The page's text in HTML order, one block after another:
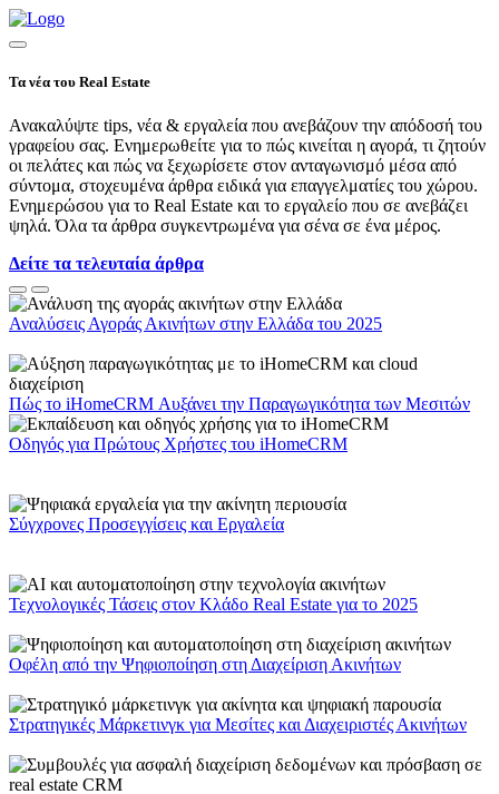
Τα νέα του Real Estate
Ανακαλύψτε tips, νέα & εργαλεία που ανεβάζουν την απόδοσή του
γραφείου σας. Ενημερωθείτε για το πώς κινείται η αγορά, τι ζητούν
οι πελάτες και πώς να ξεχωρίσετε στον ανταγωνισμό μέσα από
σύντομα, στοχευμένα άρθρα ειδικά για επαγγελματίες του χώρου.
Ενημερώσου για το Real Estate και το εργαλείο που σε ανεβάζει
ψηλά. Όλα τα άρθρα συγκεντρωμένα για σένα σε ένα μέρος.
Δείτε τα τελευταία άρθρα
Αναλύσεις Αγοράς Ακινήτων στην Ελλάδα του 2025
Πώς το iHomeCRM Αυξάνει την Παραγωγικότητα των Μεσιτών
Οδηγός για Πρώτους Χρήστες του iHomeCRM
Σύγχρονες Προσεγγίσεις και Εργαλεία
Τεχνολογικές Τάσεις στον Κλάδο Real Estate για το 2025
Οφέλη από την Ψηφιοποίηση στη Διαχείριση Ακινήτων
Στρατηγικές Μάρκετινγκ για Μεσίτες και Διαχειριστές Ακινήτων